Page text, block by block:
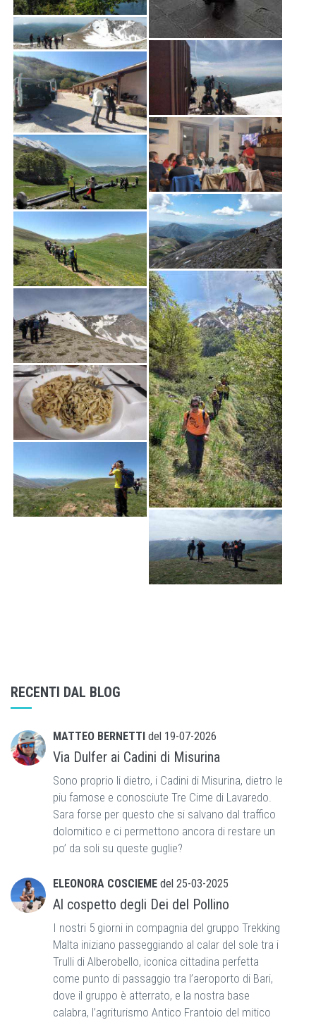
RECENTI DAL BLOG
MATTEO BERNETTI del 19-07-2026
Via Dulfer ai Cadini di Misurina
Sono proprio li dietro, i Cadini di Misurina, dietro le
piu famose e conosciute Tre Cime di Lavaredo.
Sara forse per questo che si salvano dal traffico
dolomitico e ci permettono ancora di restare un
po’ da soli su queste guglie?
ELEONORA COSCIEME del 25-03-2025
Al cospetto degli Dei del Pollino
I nostri 5 giorni in compagnia del gruppo Trekking
Malta iniziano passeggiando al calar del sole tra i
Trulli di Alberobello, iconica cittadina perfetta
come punto di passaggio tra l’aeroporto di Bari,
dove il gruppo è atterrato, e la nostra base
calabra, l’agriturismo Antico Frantoio del mitico